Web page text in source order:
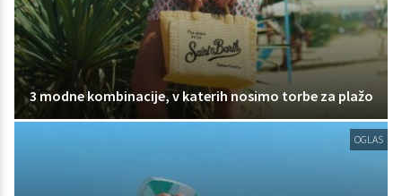
3 modne kombinacije, v katerih nosimo torbe za plažo
OGLAS